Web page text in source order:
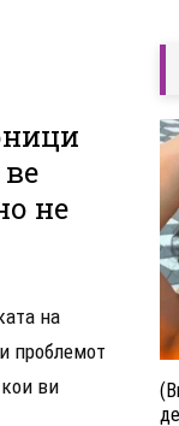
не
на
проблемот
ви